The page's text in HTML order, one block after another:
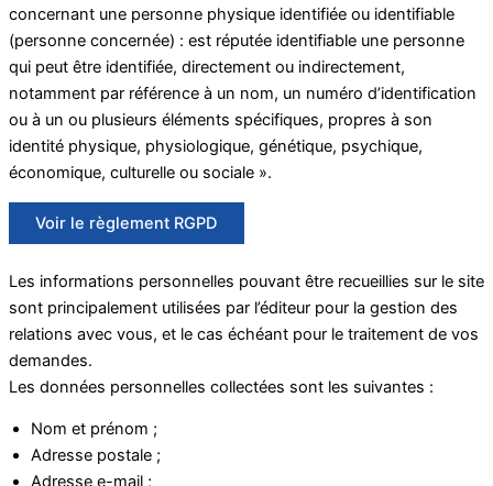
concernant une personne physique identifiée ou identifiable
(personne concernée) : est réputée identifiable une personne
qui peut être identifiée, directement ou indirectement,
notamment par référence à un nom, un numéro d’identification
ou à un ou plusieurs éléments spécifiques, propres à son
identité physique, physiologique, génétique, psychique,
économique, culturelle ou sociale ».
Voir le règlement RGPD
Les informations personnelles pouvant être recueillies sur le site
sont principalement utilisées par l’éditeur pour la gestion des
relations avec vous, et le cas échéant pour le traitement de vos
demandes.
Les données personnelles collectées sont les suivantes :
Nom et prénom ;
Adresse postale ;
Adresse e-mail ;